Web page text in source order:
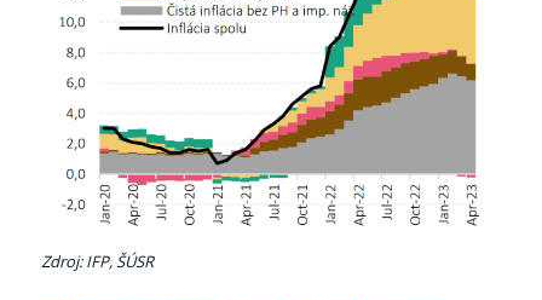
Zdroj: IFP, ŠÚSR